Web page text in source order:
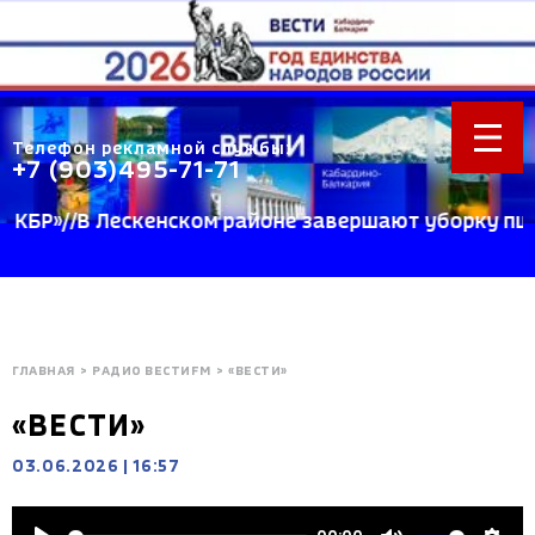
Телефон рекламной службы:
+7 (903)495-71-71
В Лескенском районе завершают уборку
ГЛАВНАЯ > РАДИО ВЕСТИFM > «ВЕСТИ»
«ВЕСТИ»
03.06.2026 16:57